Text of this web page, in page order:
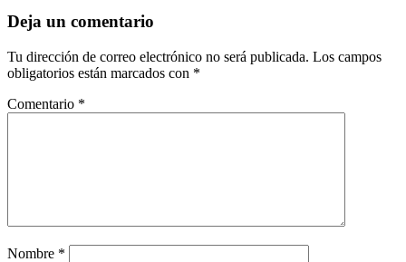
Deja un comentario
Tu dirección de correo electrónico no será publicada. Los campos
obligatorios están marcados con *
Comentario *
Nombre *